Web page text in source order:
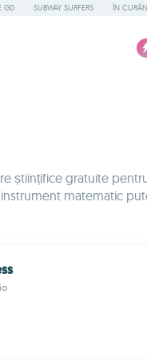
GD SUBWAY SURFERS ÎN
științifice gratuite
matematic